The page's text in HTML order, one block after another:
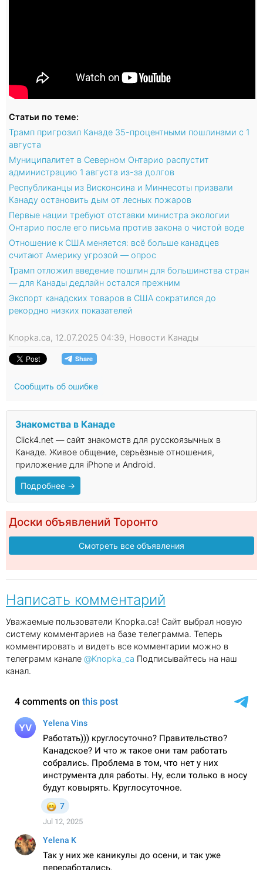
Статьи по теме:
Трамп пригрозил Канаде 35-процентными пошлинами с 1
августа
Муниципалитет в Северном Онтарио распустит
администрацию 1 августа из-за долгов
Республиканцы из Висконсина и Миннесоты призвали
Канаду остановить дым от лесных пожаров
Первые нации требуют отставки министра экологии
Онтарио после его письма против закона о чистой воде
Отношение к США меняется: всё больше канадцев
считают Америку угрозой — опрос
Трамп отложил введение пошлин для большинства стран
— для Канады дедлайн остался прежним
Экспорт канадских товаров в США сократился до
рекордно низких показателей
Knopka.ca, 12.07.2025 04:39, Новости Канады
Сообщить об ошибке
Знакомства в Канаде
Click4.net — сайт знакомств для русскоязычных в
Канаде. Живое общение, серьёзные отношения,
приложение для iPhone и Android.
Подробнее →
Доски объявлений Торонто
Смотреть все объявления
Написать комментарий
Уважаемые пользователи Knopka.ca! Сайт выбрал новую
систему комментариев на базе телеграмма. Теперь
комментировать и видеть все комментарии можно в
телеграмм канале @Knopka_ca Подписывайтесь на наш
канал.